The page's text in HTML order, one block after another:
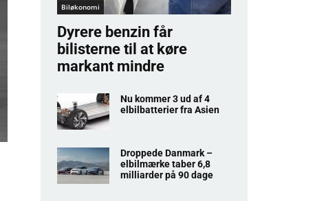
Biløkonomi
Dyrere benzin får
bilisterne til at køre
markant mindre
Nu kommer 3 ud af 4
elbilbatterier fra Asien
Droppede Danmark –
elbilmærke taber 6,8
milliarder på 90 dage